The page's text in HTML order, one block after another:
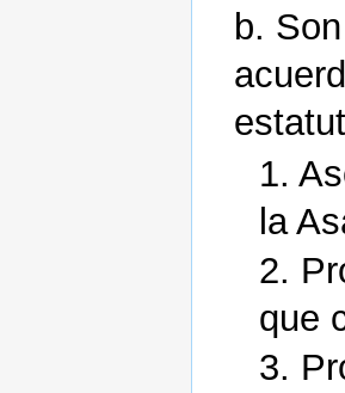
b.
1.
la
2.
que
3.